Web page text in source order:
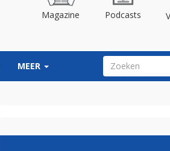
Magazine Podcasts
MEER ZOEKVELD